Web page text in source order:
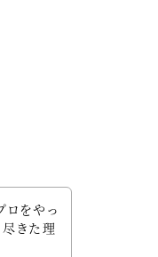
ロをやっ
きた理